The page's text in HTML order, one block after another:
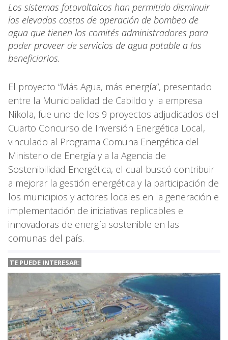
Los sistemas fotovoltaicos han permitido disminuir
los elevados costos de operación de bombeo de
agua que tienen los comités administradores para
poder proveer de servicios de agua potable a los
beneficiarios.
El proyecto “Más Agua, más energía”, presentado
entre la Municipalidad de Cabildo y la empresa
Nikola, fue uno de los 9 proyectos adjudicados del
Cuarto Concurso de Inversión Energética Local,
vinculado al Programa Comuna Energética del
Ministerio de Energía y a la Agencia de
Sostenibilidad Energética, el cual buscó contribuir
a mejorar la gestión energética y la participación de
los municipios y actores locales en la generación e
implementación de iniciativas replicables e
innovadoras de energía sostenible en las
comunas del país.
TE PUEDE INTERESAR: